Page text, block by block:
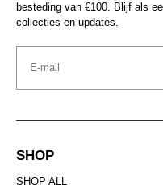
besteding van €100. Blijf als
collecties en updates.
Email
SHOP
SHOP ALL